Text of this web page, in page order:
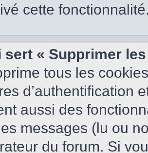
cette
sert « Supprimer
tous les
d’authentification
aussi des
messages (lu ou
du forum. Si